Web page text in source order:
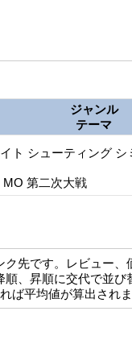
ジャンル
テーマ
ト シューティング シ
MO 第二次大戦
先です。レビュー
、昇順に交代で並び
ば平均値が算出されま